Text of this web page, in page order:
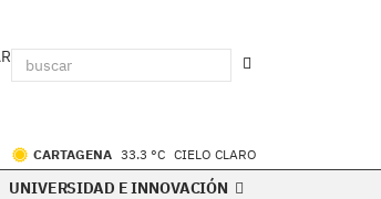
CARTAGENA 33.3 °C CIELO CLARO
UNIVERSIDAD E INNOVACIÓN